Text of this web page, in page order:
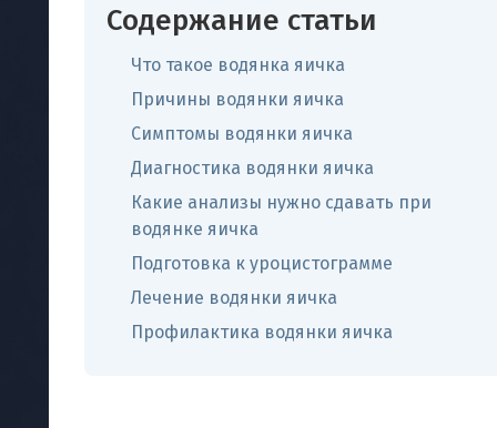
Содержание статьи
Что такое водянка яичка
Причины водянки яичка
Симптомы водянки яичка
Диагностика водянки яичка
Какие анализы нужно сдавать при
водянке яичка
Подготовка к уроцистограмме
Лечение водянки яичка
Профилактика водянки яичка